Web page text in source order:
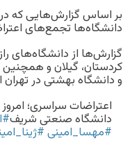
بر اساس گزارش‌هایی که در
دانشگا‌ه‌ها تجمع‌های
گزارش‌ها از دانشگا‌ه‌های
کردستان، گیلان و همچنین
و دانشگاه بهشتی در
دانشگاه صنعتی شریف
#مهسا_امینی